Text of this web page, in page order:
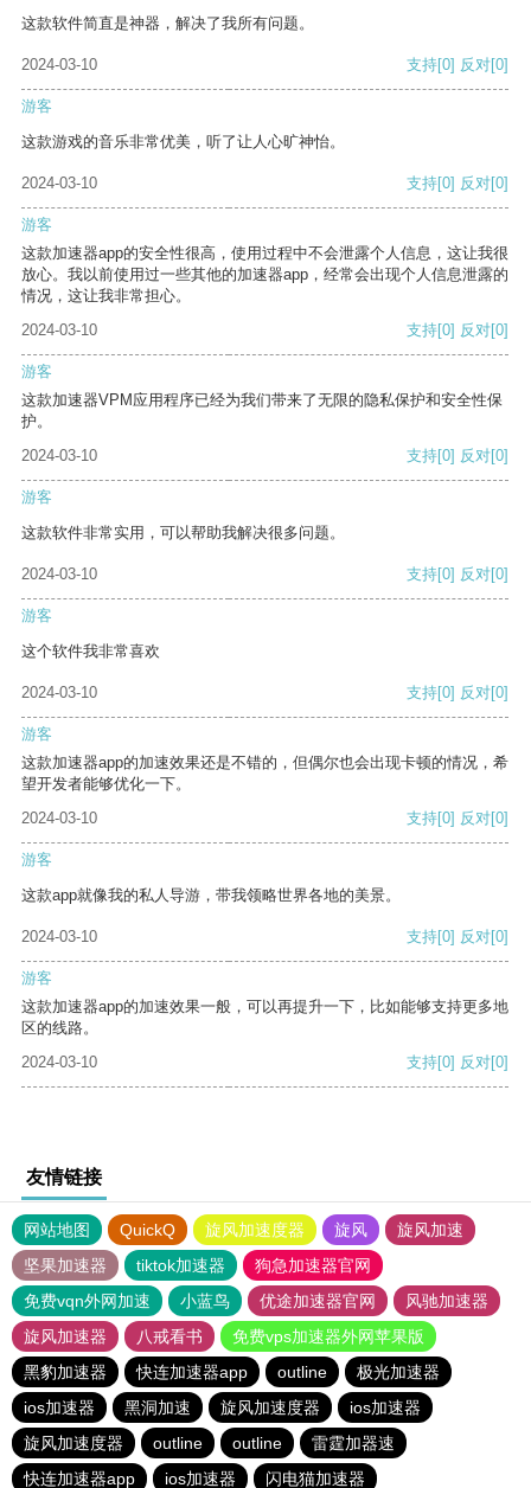
这款软件简直是神器，解决了我所有问题。
2024-03-10 支持[0] 反对[0]
游客
这款游戏的音乐非常优美，听了让人心旷神怡。
2024-03-10 支持[0] 反对[0]
游客
这款加速器app的安全性很高，使用过程中不会泄露个人信息，这让我很
放心。我以前使用过一些其他的加速器app，经常会出现个人信息泄露的
情况，这让我非常担心。
2024-03-10
支持[0] 反对[0]
游客
这款加速器VPM应用程序已经为我们带来了无限的隐私保护和安全性保
护。
2024-03-10
支持[0] 反对[0]
游客
这款软件非常实用，可以帮助我解决很多问题。
2024-03-10 支持[0] 反对[0]
游客
这个软件我非常喜欢
2024-03-10 支持[0] 反对[0]
游客
这款加速器app的加速效果还是不错的，但偶尔也会出现卡顿的情况，希
望开发者能够优化一下。
2024-03-10
支持[0] 反对[0]
游客
这款app就像我的私人导游，带我领略世界各地的美景。
2024-03-10 支持[0] 反对[0]
游客
这款加速器app的加速效果一般，可以再提升一下，比如能够支持更多地
区的线路。
2024-03-10
支持[0] 反对[0]
友情链接
网站地图 QuickQ 旋风加速度器 旋风
旋风加速
坚果加速器
tiktok加速器
狗急加速器官网
免费vqn外网加速
小蓝鸟 优途加速器官网
风驰加速器
旋风加速器
八戒看书
免费vps加速器外网苹果版
黑豹加速器
快连加速器app outline
极光加速器
ios加速器
黑洞加速 旋风加速度器
ios加速器
旋风加速度器
outline outline
雷霆加器速
快连加速器app
ios加速器 闪电猫加速器